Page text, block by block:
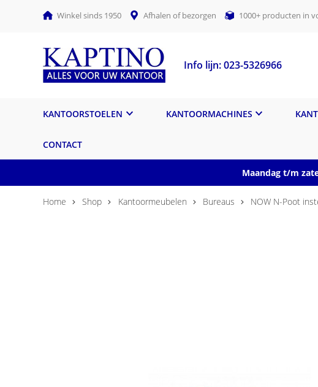
Winkel sinds 1950 Afhalen of bezorgen 1000+ producten in
Info lijn: 023-5326966
KANTOORSTOELEN KANTOORMACHINES
CONTACT
Maandag t/m
Home Shop Kantoormeubelen Bureaus NOW N-Poot